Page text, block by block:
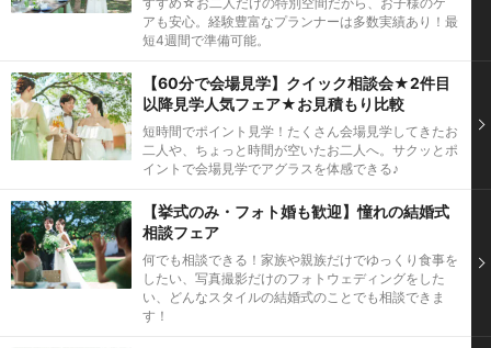
アも安心。経験豊富なプランナーは多数実績あり！最
短4週間で準備可能。
【60分で会場見学】クイック相談会★2件目
以降見学人気フェア★お見積もり比較
短時間でポイント見学！たくさん会場見学してきたお
二人や、ちょっと時間が空いたお二人へ。サクッとポ
イントで会場見学でアグラスを体感できる♪
【挙式のみ・フォト婚も歓迎】憧れの結婚式
相談フェア
何でも相談できる！家族や親族だけでゆっくり食事を
したい、写真撮影だけのフォトウェディングをした
い、どんなスタイルの結婚式のことでも相談できま
す！